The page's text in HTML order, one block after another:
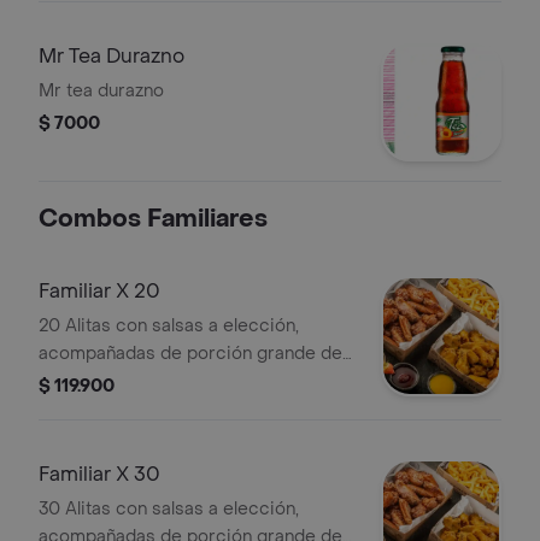
Mr Tea Durazno
Mr tea durazno
$ 7000
Combos Familiares
Familiar X 20
20 Alitas con salsas a elección,
acompañadas de porción grande de
papas.
$ 119.900
Familiar X 30
30 Alitas con salsas a elección,